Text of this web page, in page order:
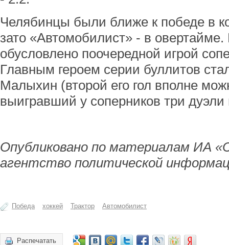
Челябинцы были ближе к победе в
зато «Автомобилист» - в
обусловлено поочередной игрой
Главным героем серии буллитов
Малыхин (второй его гол вполне
выигравший у соперников три
Опубликовано по материалам ИА
агентство политической
Победа хоккей Трактор Автомобилист
Распечатать